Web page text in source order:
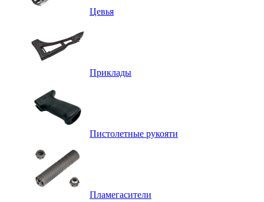
Цевья
Приклады
Пистолетные рукояти
Пламегасители